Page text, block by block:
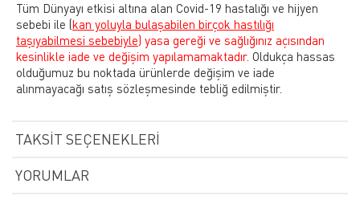
Tüm Dünyayı etkisi altına alan Covid-19 hastalığı ve hijyen
sebebi ile (kan yoluyla bulaşabilen birçok hastılığı
taşıyabilmesi sebebiyle) yasa gereği ve sağlığınız açısından
kesinlikle iade ve değişim yapılamamaktadır. Oldukça hassas
olduğumuz bu noktada ürünlerde değişim ve iade
alınmayacağı satış sözleşmesinde tebliğ edilmiştir.
TAKSIT SEÇENEKLERI
YORUMLAR